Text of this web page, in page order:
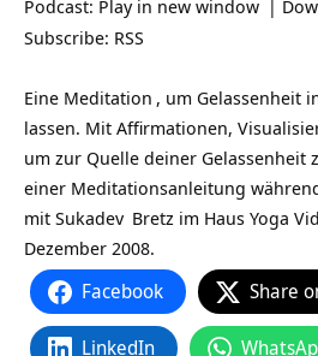
Podcast: Play in new window |
Subscribe: RSS
Eine Meditation , um Gelassenheit
lassen. Mit Affirmationen,
um zur Quelle deiner Gelassenheit
einer Meditationsanleitung
mit Sukadev Bretz im Haus Yoga
Dezember 2008.
Facebook Share
LinkedIn